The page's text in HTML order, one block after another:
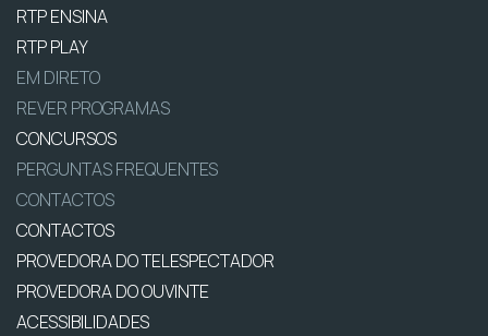
RTP ENSINA
RTP PLAY
EM DIRETO
REVER PROGRAMAS
CONCURSOS
PERGUNTAS FREQUENTES
CONTACTOS
CONTACTOS
PROVEDORA DO TELESPECTADOR
PROVEDORA DO OUVINTE
ACESSIBILIDADES